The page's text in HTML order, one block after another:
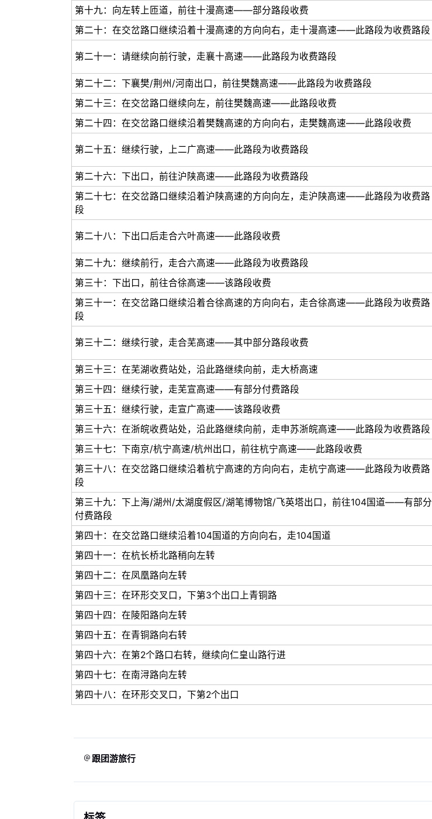
第十九：向左转上匝道，前往十漫高速——部分路段收费
第二十：在交岔路口继续沿着十漫高速的方向向右，走十漫高速——此路段为收费路段
第二十一：请继续向前行驶，走襄十高速——此路段为收费路段
第二十二：下襄樊/荆州/河南出口，前往樊魏高速——此路段为收费路段
第二十三：在交岔路口继续向左，前往樊魏高速——此路段收费
第二十四：在交岔路口继续沿着樊魏高速的方向向右，走樊魏高速——此路段收费
第二十五：继续行驶，上二广高速——此路段为收费路段
第二十六：下出口，前往沪陕高速——此路段为收费路段
第二十七：在交岔路口继续沿着沪陕高速的方向向左，走沪陕高速——此路段为收费路
段
第二十八：下出口后走合六叶高速——此路段收费
第二十九：继续前行，走合六高速——此路段为收费路段
第三十：下出口，前往合徐高速——该路段收费
第三十一：在交岔路口继续沿着合徐高速的方向向右，走合徐高速——此路段为收费路
段
第三十二：继续行驶，走合芜高速——其中部分路段收费
第三十三：在芜湖收费站处，沿此路继续向前，走大桥高速
第三十四：继续行驶，走芜宣高速——有部分付费路段
第三十五：继续行驶，走宣广高速——该路段收费
第三十六：在浙皖收费站处，沿此路继续向前，走申苏浙皖高速——此路段为收费路段
第三十七：下南京/杭宁高速/杭州出口，前往杭宁高速——此路段收费
第三十八：在交岔路口继续沿着杭宁高速的方向向右，走杭宁高速——此路段为收费路
段
第三十九：下上海/湖州/太湖度假区/湖笔博物馆/飞英塔出口，前往104国道——有部分
付费路段
第四十：在交岔路口继续沿着104国道的方向向右，走104国道
第四十一：在杭长桥北路稍向左转
第四十二：在凤凰路向左转
第四十三：在环形交叉口，下第3个出口上青铜路
第四十四：在陵阳路向左转
第四十五：在青铜路向右转
第四十六：在第2个路口右转，继续向仁皇山路行进
第四十七：在南浔路向左转
第四十八：在环形交叉口，下第2个出口
跟团游旅行